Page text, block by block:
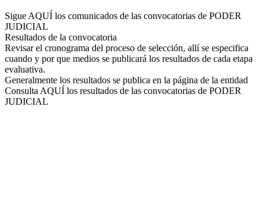
Sigue AQUÍ los comunicados de las convocatorias de PODER
JUDICIAL
Resultados de la convocatoria
Revisar el cronograma del proceso de selección, allí se especifica
cuando y por que medios se publicará los resultados de cada etapa
evaluativa.
Generalmente los resultados se publica en la página de la entidad
Consulta AQUÍ los resultados de las convocatorias de PODER
JUDICIAL